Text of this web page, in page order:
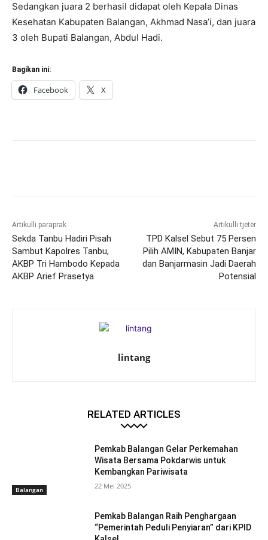
Sedangkan juara 2 berhasil didapat oleh Kepala Dinas
Kesehatan Kabupaten Balangan, Akhmad Nasa’i, dan juara
3 oleh Bupati Balangan, Abdul Hadi.
Bagikan ini:
Facebook X
Artikulli paraprak
Sekda Tanbu Hadiri Pisah
Sambut Kapolres Tanbu,
AKBP Tri Hambodo Kepada
AKBP Arief Prasetya
Artikulli tjetër
TPD Kalsel Sebut 75 Persen
Pilih AMIN, Kabupaten Banjar
dan Banjarmasin Jadi Daerah
Potensial
lintang
RELATED ARTICLES
Balangan
Pemkab Balangan Gelar Perkemahan
Wisata Bersama Pokdarwis untuk
Kembangkan Pariwisata
22 Mei 2025
Pemkab Balangan Raih Penghargaan
“Pemerintah Peduli Penyiaran” dari KPID